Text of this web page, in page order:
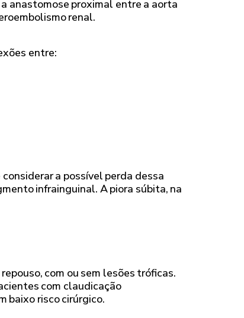
anastomose proximal entre a aorta
renal.
entre:
a possível perda dessa
infrainguinal. A piora súbita, na
com ou sem lesões tróficas.
com claudicação
baixo risco cirúrgico.